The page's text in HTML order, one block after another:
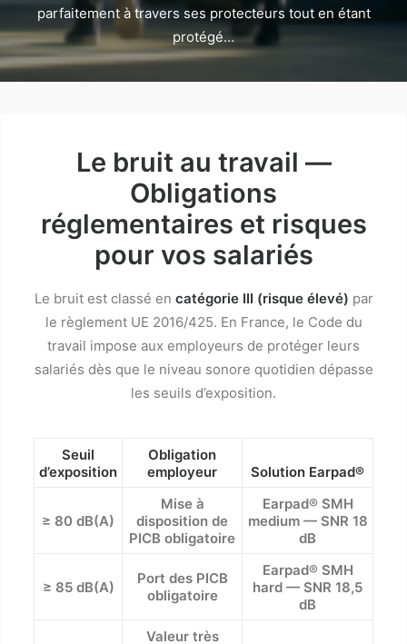
parfaitement à travers ses protecteurs tout en étant
protégé…
Le bruit au travail —
Obligations
réglementaires et risques
pour vos salariés
Le bruit est classé en catégorie III (risque élevé) par
le règlement UE 2016/425. En France, le Code du
travail impose aux employeurs de protéger leurs
salariés dès que le niveau sonore quotidien dépasse
les seuils d’exposition.
Seuil
d’exposition
Obligation
employeur
Solution Earpad®
≥ 80 dB(A)
Mise à
disposition de
PICB obligatoire
Earpad® SMH
medium — SNR 18
dB
≥ 85 dB(A)
Port des PICB
obligatoire
Earpad® SMH
hard — SNR 18,5
dB
Valeur très